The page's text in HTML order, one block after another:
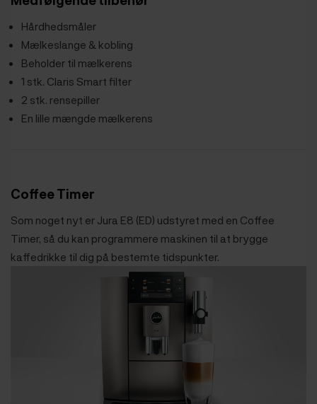
Hårdhedsmåler
Mælkeslange & kobling
Beholder til mælkerens
1 stk. Claris Smart filter
2 stk. rensepiller
En lille mængde mælkerens
Coffee Timer
Som noget nyt er Jura E8 (ED) udstyret med en Coffee
Timer, så du kan programmere maskinen til at brygge
kaffedrikke til dig på bestemte tidspunkter.